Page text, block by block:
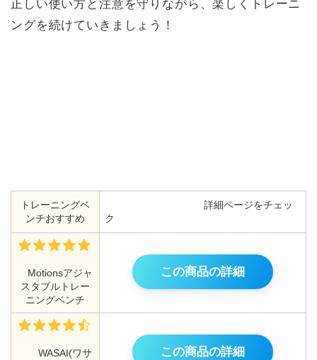
正しい使い方と注意を守りながら、楽しくトレーニ
ングを続けていきましょう！
トレーニングベ
ンチおすすめ
詳細ページをチェッ
ク
Motionsアジャ
スタブルトレー
ニングベンチ
この商品の詳細
WASAI(ワサ
この商品の詳細